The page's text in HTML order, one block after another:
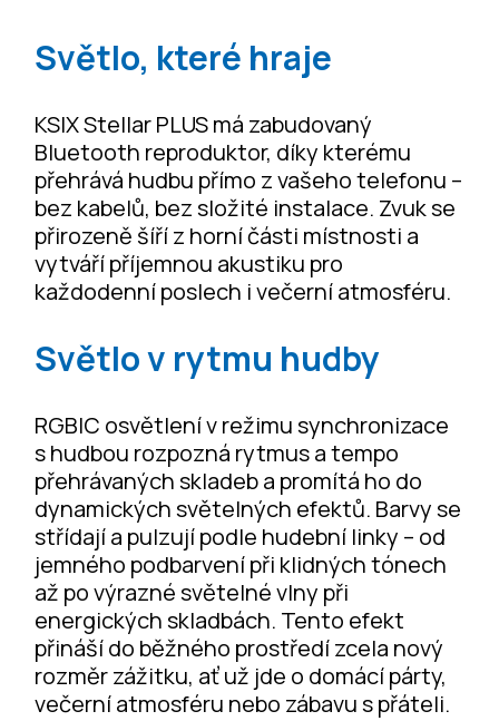
Světlo, které hraje
KSIX Stellar PLUS má zabudovaný
Bluetooth reproduktor, díky kterému
přehrává hudbu přímo z vašeho telefonu –
bez kabelů, bez složité instalace. Zvuk se
přirozeně šíří z horní části místnosti a
vytváří příjemnou akustiku pro
každodenní poslech i večerní atmosféru.
Světlo v rytmu hudby
RGBIC osvětlení v režimu synchronizace
s hudbou rozpozná rytmus a tempo
přehrávaných skladeb a promítá ho do
dynamických světelných efektů. Barvy se
střídají a pulzují podle hudební linky – od
jemného podbarvení při klidných tónech
až po výrazné světelné vlny při
energických skladbách. Tento efekt
přináší do běžného prostředí zcela nový
rozměr zážitku, ať už jde o domácí párty,
večerní atmosféru nebo zábavu s přáteli.